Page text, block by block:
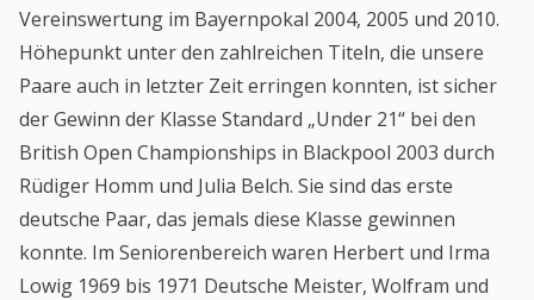
Vereinswertung im Bayernpokal 2004, 2005 und 2010.
Höhepunkt unter den zahlreichen Titeln, die unsere
Paare auch in letzter Zeit erringen konnten, ist sicher
der Gewinn der Klasse Standard „Under 21“ bei den
British Open Championships in Blackpool 2003 durch
Rüdiger Homm und Julia Belch. Sie sind das erste
deutsche Paar, das jemals diese Klasse gewinnen
konnte. Im Seniorenbereich waren Herbert und Irma
Lowig 1969 bis 1971 Deutsche Meister, Wolfram und